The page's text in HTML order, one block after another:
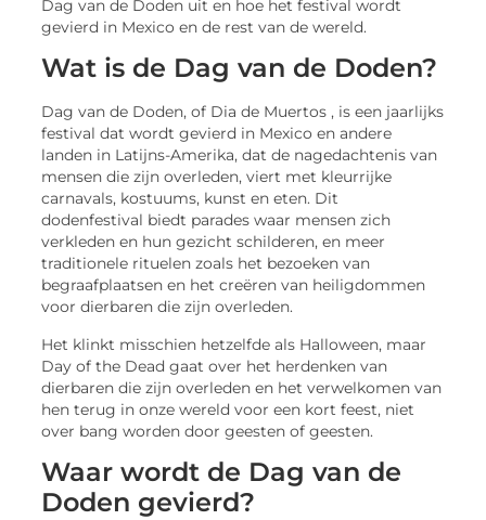
Dag van de Doden uit en hoe het festival wordt
gevierd in Mexico en de rest van de wereld.
Wat is de Dag van de Doden?
Dag van de Doden, of Dia de Muertos , is een jaarlijks
festival dat wordt gevierd in Mexico en andere
landen in Latijns-Amerika, dat de nagedachtenis van
mensen die zijn overleden, viert met kleurrijke
carnavals, kostuums, kunst en eten. Dit
dodenfestival biedt parades waar mensen zich
verkleden en hun gezicht schilderen, en meer
traditionele rituelen zoals het bezoeken van
begraafplaatsen en het creëren van heiligdommen
voor dierbaren die zijn overleden.
Het klinkt misschien hetzelfde als Halloween, maar
Day of the Dead gaat over het herdenken van
dierbaren die zijn overleden en het verwelkomen van
hen terug in onze wereld voor een kort feest, niet
over bang worden door geesten of geesten.
Waar wordt de Dag van de
Doden gevierd?